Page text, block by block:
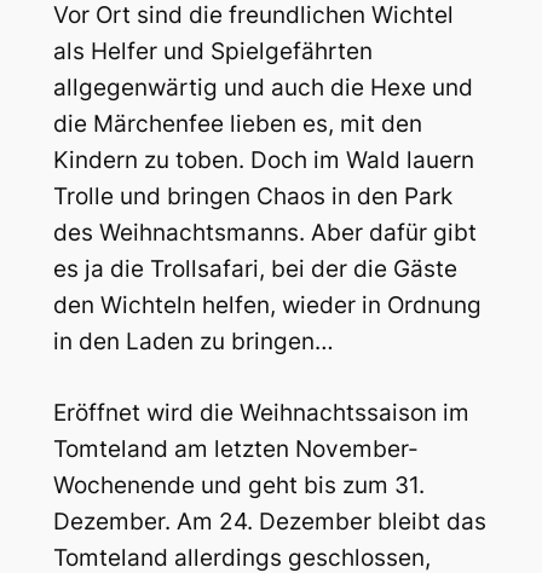
Vor Ort sind die freundlichen Wichtel
als Helfer und Spielgefährten
allgegenwärtig und auch die Hexe und
die Märchenfee lieben es, mit den
Kindern zu toben. Doch im Wald lauern
Trolle und bringen Chaos in den Park
des Weihnachtsmanns. Aber dafür gibt
es ja die Trollsafari, bei der die Gäste
den Wichteln helfen, wieder in Ordnung
in den Laden zu bringen…
Eröffnet wird die Weihnachtssaison im
Tomteland am letzten November-
Wochenende und geht bis zum 31.
Dezember. Am 24. Dezember bleibt das
Tomteland allerdings geschlossen,